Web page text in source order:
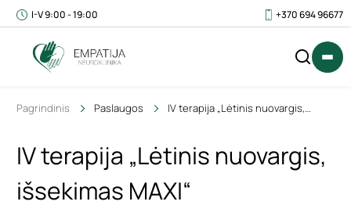
I-V 9:00 - 19:00 +370 694 96677
Pagrindinis Paslaugos
IV terapija „Lėtinis nuovargis,
IV terapija „Lėtinis nuovargis,
išsekimas MAXI“